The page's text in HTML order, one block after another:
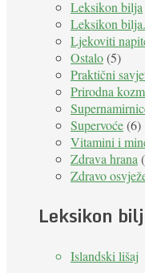
Leksikon bilja
Leksikon bilja.
Ljekoviti
Ostalo(5)
Praktični
Prirodna
Supervoće(6)
Vitamini i
Zdrava hrana
Zdravo
Leksikon
Islandski lišaj